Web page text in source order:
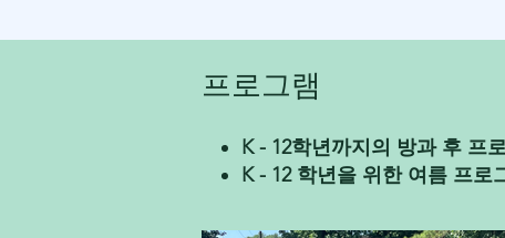
프로그램
K - 12학년까지의 방과 후 프
K - 12 학년을 위한 여름 프로